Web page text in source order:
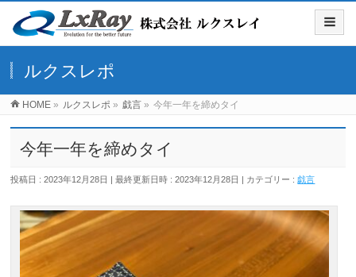
ルクスレポ
HOME » ルクスレポ » 戯言 » 今年一年を締めタイ
今年一年を締めタイ
投稿日 : 2023年12月28日 最終更新日時 : 2023年12月28日 カテゴリー :戯言